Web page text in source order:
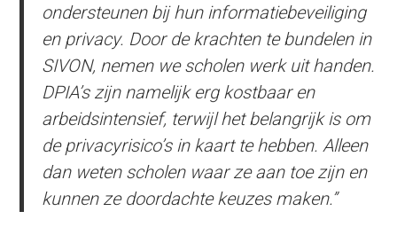
ondersteunen bij hun informatiebeveiliging
en privacy. Door de krachten te bundelen in
SIVON, nemen we scholen werk uit handen.
DPIA’s zijn namelijk erg kostbaar en
arbeidsintensief, terwijl het belangrijk is om
de privacyrisico’s in kaart te hebben. Alleen
dan weten scholen waar ze aan toe zijn en
kunnen ze doordachte keuzes maken.”